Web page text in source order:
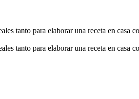
tanto para elaborar una receta en casa
tanto para elaborar una receta en casa